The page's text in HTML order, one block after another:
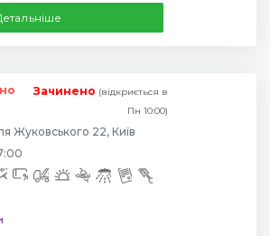
Зачинено (відкриється в
Пн 10:00)
Жуковського 22, Київ